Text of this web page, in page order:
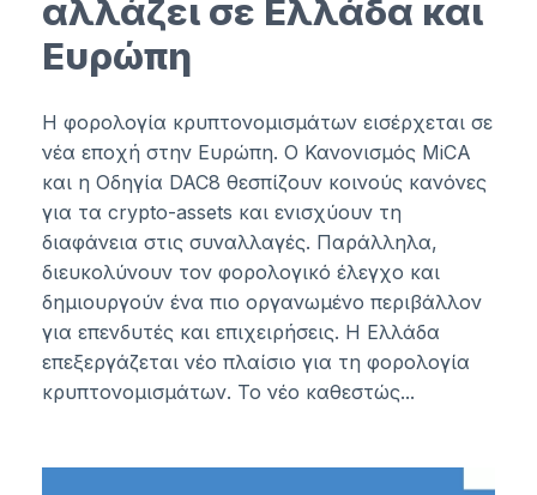
αλλάζει σε Ελλάδα και
Ευρώπη
Η φορολογία κρυπτονομισμάτων εισέρχεται σε
νέα εποχή στην Ευρώπη. Ο Κανονισμός MiCA
και η Οδηγία DAC8 θεσπίζουν κοινούς κανόνες
για τα crypto-assets και ενισχύουν τη
διαφάνεια στις συναλλαγές. Παράλληλα,
διευκολύνουν τον φορολογικό έλεγχο και
δημιουργούν ένα πιο οργανωμένο περιβάλλον
για επενδυτές και επιχειρήσεις. Η Ελλάδα
επεξεργάζεται νέο πλαίσιο για τη φορολογία
κρυπτονομισμάτων. Το νέο καθεστώς...